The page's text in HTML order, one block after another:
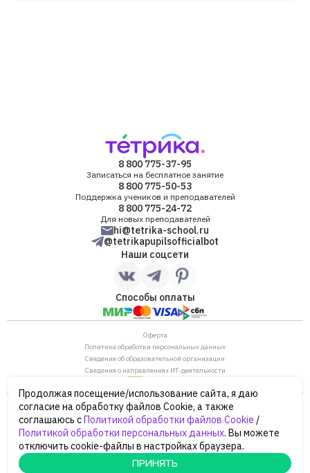
8 800 775-37-95
Записаться на бесплатное занятие
8 800 775-50-53
Поддержка учеников и преподавателей
8 800 775-24-72
Для новых преподавателей
hi@tetrika-school.ru
@tetrikapupilsofficialbot
Наши соцсети
Способы оплаты
Оферта
Политика обработки персональных данных
Сведения об образовательной организации
Сведения о направлениях ИТ-деятельности
ОГРН: 1187746880530
ИНН/КПП: 7702446568/770901001
105120, г. Москва, ул. Нижняя Сыромятническая,
дом 10, строение 12, этаж 4
Сайт Минпросвещения России
Сайт Минобрнауки России
© 2026 Тетрика, ООО «ПРЕПРЕП.РУ»
Продолжая посещение/использование сайта, я даю
согласие на обработку файлов Cookie, а также
соглашаюсь сПолитикой обработки файлов Cookie /
Политикой обработки персональных данных. Вы можете
отключить cookie-файлы в настройках браузера.
ПРИНЯТЬ